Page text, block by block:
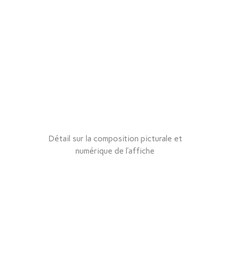
Détail sur la composition picturale et
numérique de l’affiche